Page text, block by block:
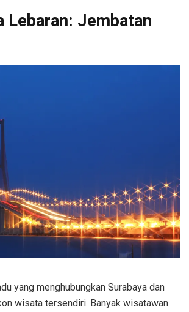
Lebaran: Jembatan
yang menghubungkan Surabaya dan
wisata tersendiri. Banyak wisatawan